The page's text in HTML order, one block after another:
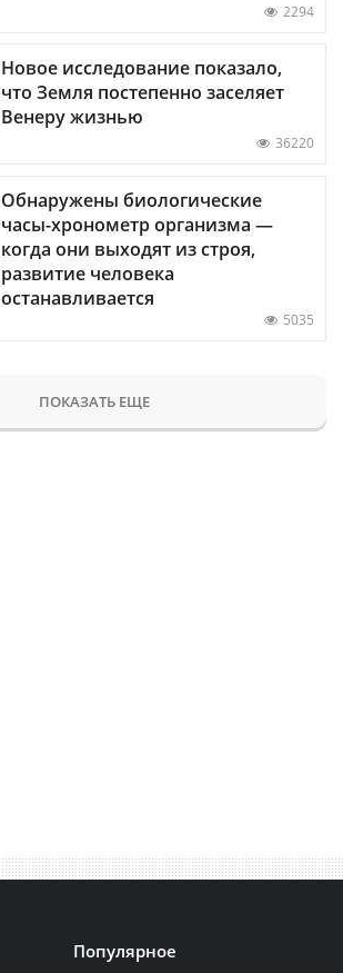
2294
Новое исследование показало,
что Земля постепенно заселяет
Венеру жизнью
36220
Обнаружены биологические
часы-хронометр организма —
когда они выходят из строя,
развитие человека
останавливается
5035
ПОКАЗАТЬ ЕЩЕ
Популярное